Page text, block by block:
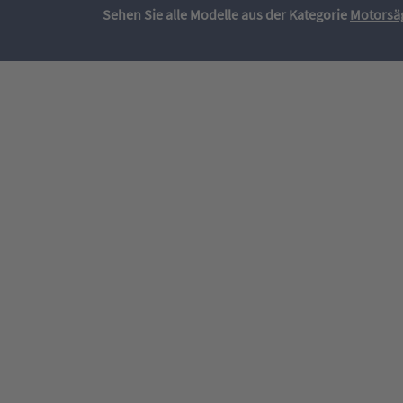
Sehen Sie alle Modelle aus der Kategorie